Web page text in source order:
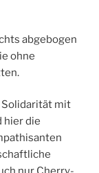
abgebogen
ohne
Solidarität mit
hier die